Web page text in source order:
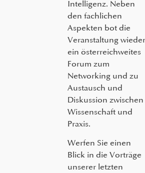
Intelligenz. Neben
den fachlichen
Aspekten bot die
Veranstaltung wieder
ein österreichweites
Forum zum
Networking und zu
Austausch und
Diskussion zwischen
Wissenschaft und
Praxis.
Werfen Sie einen
Blick in die Vorträge
unserer letzten